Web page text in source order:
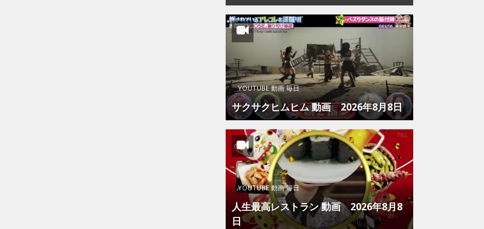
YOUTUBE 動画 毎日
サクサクヒムヒム 動画 2026年8月8日
YOUTUBE 動画 毎日
人生最高レストラン 動画 2026年8月8
日